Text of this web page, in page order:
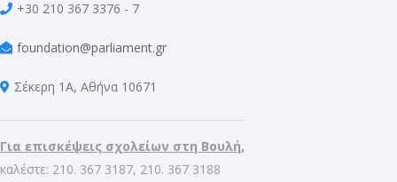
+30 210 367 3376 - 7
foundation@parliament.gr
Σέκερη 1Α, Αθήνα 10671
Για επισκέψεις σχολείων στη Βουλή,
καλέστε: 210. 367 3187, 210. 367 3188